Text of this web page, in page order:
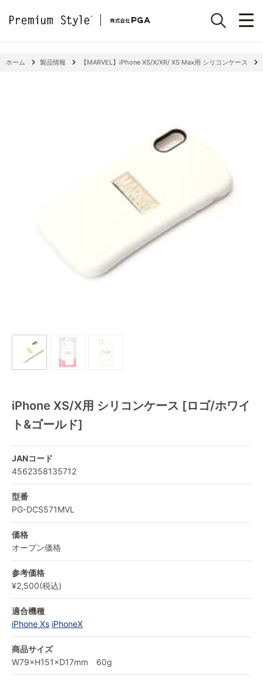
ホーム 製品情報 【MARVEL】iPhone XS/X/XR/ XS Max用 シリコンケース
iPhone XS/X用 シリコンケース [ロゴ/ホワイ
ト&ゴールド]
JANコード
4562358135712
型番
PG-DCS571MVL
価格
オープン価格
参考価格
¥2,500(税込)
適合機種
iPhone Xs iPhoneX
商品サイズ
W79×H151×D17mm 60g